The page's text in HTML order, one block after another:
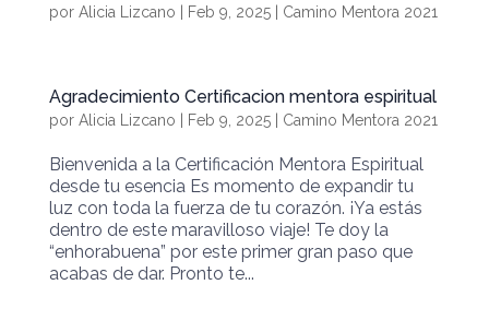
por Alicia Lizcano Feb 9, 2025| Camino Mentora 2021
Agradecimiento Certificacion mentora espiritual
por Alicia Lizcano Feb 9, 2025| Camino Mentora 2021
Bienvenida a la Certificación Mentora Espiritual
desde tu esencia Es momento de expandir tu
luz con toda la fuerza de tu corazón. ¡Ya estás
dentro de este maravilloso viaje! Te doy la
“enhorabuena” por este primer gran paso que
acabas de dar. Pronto te...